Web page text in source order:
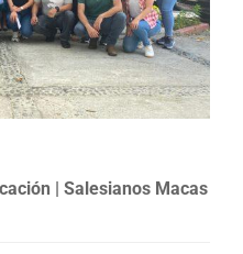
| Salesianos Macas